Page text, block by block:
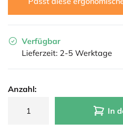
Verfügbar
Lieferzeit: 2-5 Werktage
Anzahl:
In